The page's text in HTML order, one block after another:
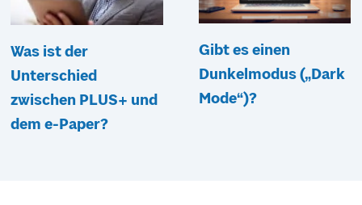
Was ist der
Unterschied
zwischen PLUS+ und
dem e-Paper?
Gibt es einen
Dunkelmodus („Dark
Mode“)?